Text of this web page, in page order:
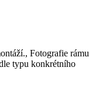
Fotografie rámu
typu konkrétního